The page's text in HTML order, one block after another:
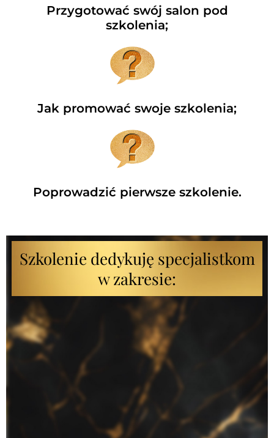
Przygotować swój salon pod
szkolenia;
Jak promować swoje szkolenia;
Poprowadzić pierwsze szkolenie.
Szkolenie dedykuję specjalistkom
w zakresie: